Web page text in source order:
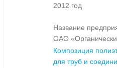
2012 год
Название
ОАО
Композиция
для труб и